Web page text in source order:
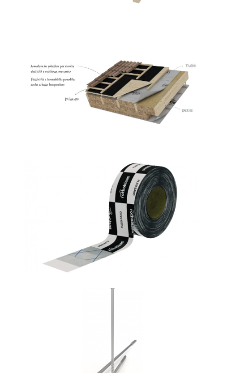
Bytum 400
ROTHOBLAAS
Flexi band
ROTHOBLAAS
ROTHOBLAAS